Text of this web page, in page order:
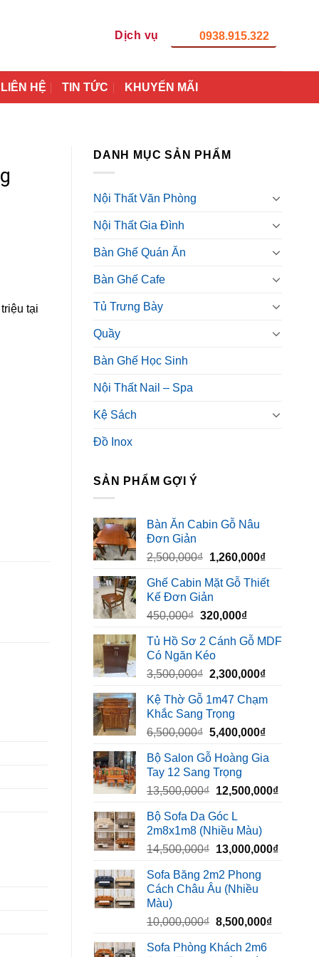
Dịch vụ 0938.915.322
LIÊN HỆ TIN TỨC KHUYẾN MÃI
DANH MỤC SẢN PHẨM
Nội Thất Văn Phòng
Nội Thất Gia Đình
Bàn Ghế Quán Ăn
Bàn Ghế Cafe
Tủ Trưng Bày
Quầy
Bàn Ghế Học Sinh
Nội Thất Nail – Spa
Kệ Sách
Đồ Inox
SẢN PHẨM GỢI Ý
Bàn Ăn Cabin Gỗ Nâu
Đơn Giản
2,500,000₫ Giá
là:
2,500,000₫.
1,260,000₫Giá
tại
Ghế Cabin Mặt Gỗ Thiết
Kế Đơn Giản
450,000₫ Giá
là:
450,000₫.
320,000₫Giá
tại
320,000₫.
Tủ Hồ Sơ 2 Cánh Gỗ MDF
Có Ngăn Kéo
3,500,000₫ Giá
là:
3,500,000₫.
2,300,000₫Giá
tại
Kệ Thờ Gỗ 1m47 Chạm
Khắc Sang Trọng
6,500,000₫ Giá
là:
6,500,000₫.
5,400,000₫Giá
tại
Bộ Salon Gỗ Hoàng Gia
Tay 12 Sang Trọng
13,500,000₫ Giá
là:
13,500,000₫.
12,500,000₫Giá
Bộ Sofa Da Góc L
2m8x1m8 (Nhiều Màu)
14,500,000₫ Giá
là:
14,500,000₫.
13,000,000₫Giá
Sofa Băng 2m2 Phong
Cách Châu Âu (Nhiều
Màu)
10,000,000₫ Giá
là:
8,500,000₫Giá
Sofa Phòng Khách 2m6
tại